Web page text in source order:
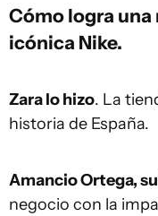
Cómo logra una
icónica Nike.
Zara lo hizo. La
historia de España.
Amancio Ortega,
negocio con la